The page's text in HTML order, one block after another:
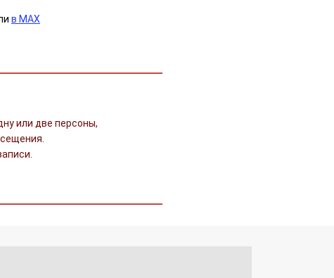
в MAX
или две персоны,